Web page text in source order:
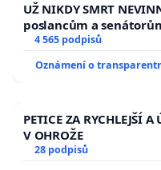
UŽ NIKDY SMRT
poslancům a
aby se tragédie malé
4 565 podpisů
Oznámení o
PETICE ZA RYCHLEJŠÍ
V OHROŽE
28 podpisů